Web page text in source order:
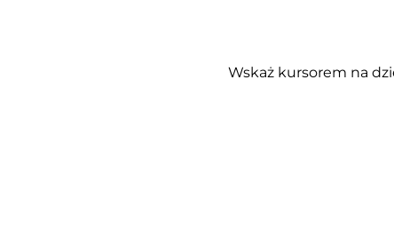
Wskaż kursorem na